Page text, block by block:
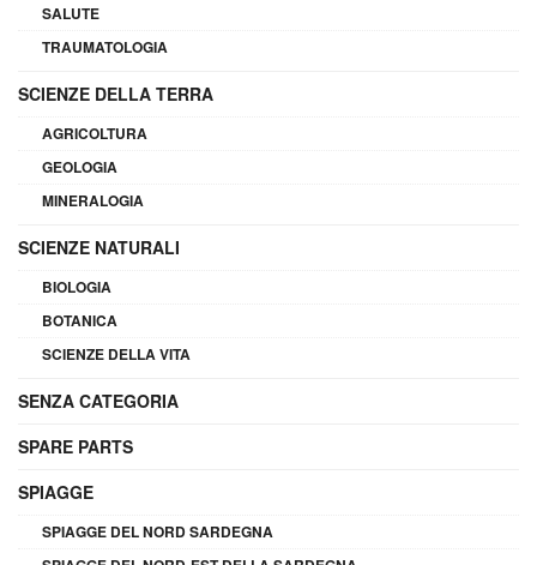
SALUTE
TRAUMATOLOGIA
SCIENZE DELLA TERRA
AGRICOLTURA
GEOLOGIA
MINERALOGIA
SCIENZE NATURALI
BIOLOGIA
BOTANICA
SCIENZE DELLA VITA
SENZA CATEGORIA
SPARE PARTS
SPIAGGE
SPIAGGE DEL NORD SARDEGNA